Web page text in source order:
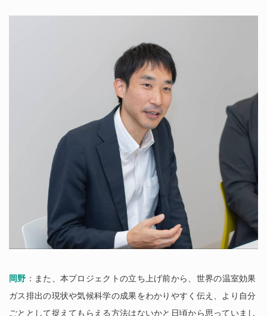
岡野 ：また、本プロジェクトの立ち上げ前から、世界の温室効果
ガス排出の現状や気候科学の成果をわかりやすく伝え、より自分
ごととして捉えてもらえる方法はないかと日頃から思っていまし